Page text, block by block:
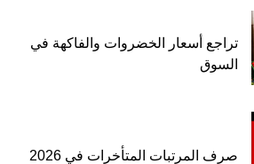
تراجع أسعار الخضروات والفاكهة في
السوق
صرف المرتبات المتأخرات في 2026